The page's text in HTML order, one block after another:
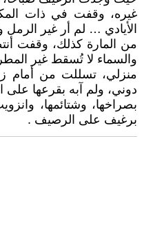
غيره، وقفت في ذات
الأيادي … لم أر غير الرمل
من المارة كذلك، وقفت
والسماء لا تُسقط غير
منزلي، تسللت من أمام
دوني، ولم آبه بقرعها على
بصراخها، وشتائمها،
برغيف على الرصيف .